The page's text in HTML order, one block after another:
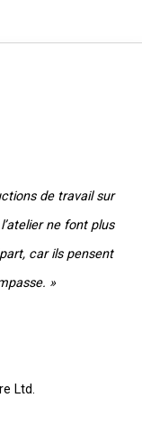
de travail sur
ne font plus
car ils pensent
»
Ltd.